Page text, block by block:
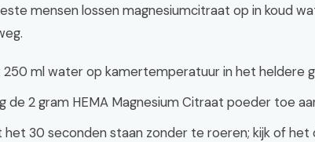
mensen lossen magnesiumcitraat op in koud
250 ml water op kamertemperatuur in het heldere
de 2 gram HEMA Magnesium Citraat poeder toe
het 30 seconden staan zonder te roeren; kijk of het